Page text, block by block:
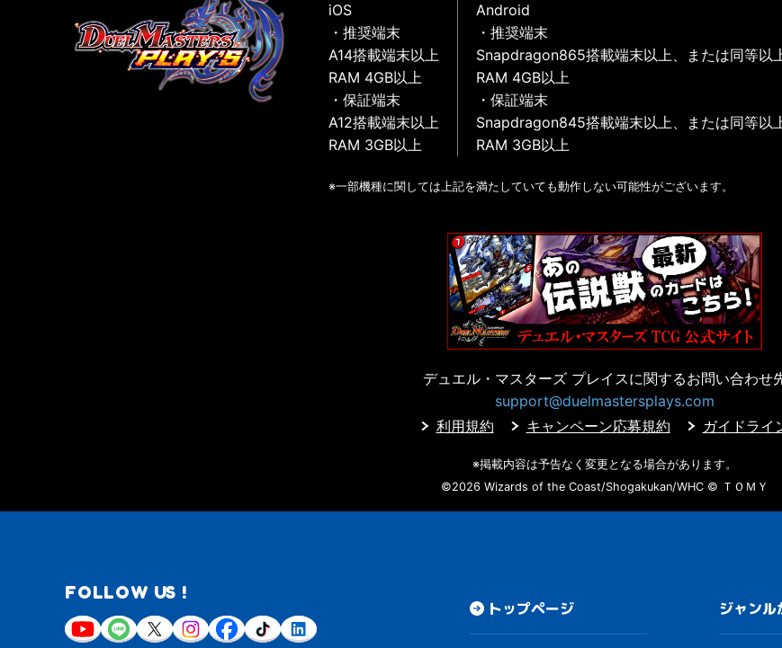
iOS
・推奨端末
A14搭載端末以上
RAM 4GB以上
・保証端末
A12搭載端末以上
RAM 3GB以上
Android
・推奨端末
Snapdragon865搭載端末以上、または同等以
RAM 4GB以上
・保証端末
Snapdragon845搭載端末以上、または同等以
RAM 3GB以上
※一部機種に関しては上記を満たしていても動作しない可能性がございます。
デュエル・マスターズ プレイスに関するお問い合わせ
support@duelmastersplays.com
利用規約
キャンペーン応募規約 ガイドライ
※掲載内容は予告なく変更となる場合があります。
©2026 Wizards of the Coast/Shogakukan/WHC © ＴＯＭＹ
FOLLOW US !
トップページ ジャンル